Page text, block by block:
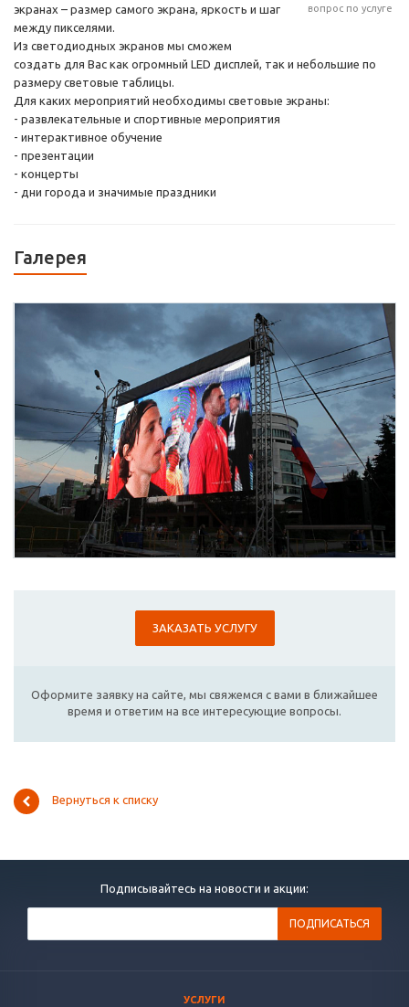
вопрос по услуге
экранах – размер самого экрана, яркость и шаг
между пикселями.
Из светодиодных экранов мы сможем
создать для Вас как огромный LED дисплей, так и небольшие по
размеру световые таблицы.
Для каких мероприятий необходимы световые экраны:
- развлекательные и спортивные мероприятия
- интерактивное обучение
- презентации
- концерты
- дни города и значимые праздники
Галерея
ЗАКАЗАТЬ УСЛУГУ
Оформите заявку на сайте, мы свяжемся с вами в ближайшее
время и ответим на все интересующие вопросы.
Вернуться к списку
Подписывайтесь на новости и акции:
УСЛУГИ